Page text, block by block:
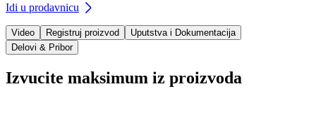
Idi u prodavnicu
Video Registruj proizvod
Uputstva i Dokumentacija
Delovi & Pribor
Izvucite maksimum iz proizvoda